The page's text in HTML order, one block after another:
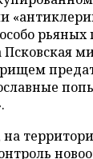
рьяных
Псковская
на